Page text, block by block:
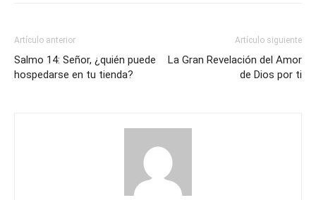
Artículo anterior
Salmo 14: Señor, ¿quién puede
hospedarse en tu tienda?
Artículo siguiente
La Gran Revelación del Amor
de Dios por ti